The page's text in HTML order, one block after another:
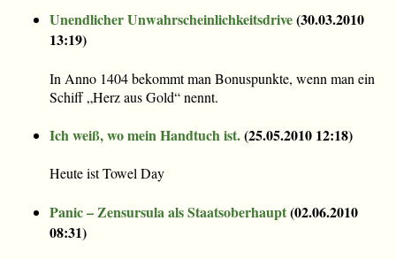
Unendlicher Unwahrscheinlichkeitsdrive(30.03.2010
13:19)
In Anno 1404 bekommt man Bonuspunkte, wenn man ein
Schiff „Herz aus Gold“ nennt.
Ich weiß, wo mein Handtuch ist.(25.05.2010 12:18)
Heute ist Towel Day
Panic – Zensursula als Staatsoberhaupt(02.06.2010
08:31)